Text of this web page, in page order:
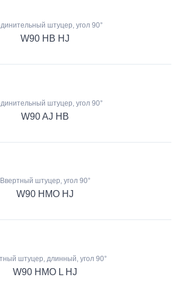
штуцер, угол 90°
W90 HB HJ
штуцер, угол 90°
W90 AJ HB
Ввертный штуцер, угол 90°
W90 HMO HJ
штуцер, длинный, угол 90°
W90 HMO L HJ